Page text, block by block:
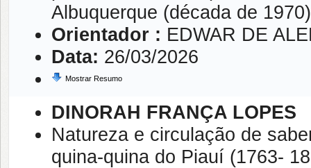
Albuquerque (década de 1970)
Orientador : EDWAR DE
Data: 26/03/2026
Mostrar Resumo
DINORAH FRANÇA LOPES
Natureza e circulação de
quina-quina do Piauí (1763-